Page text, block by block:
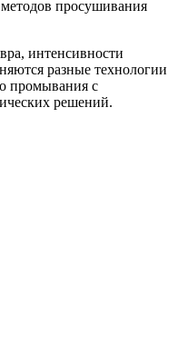
просушивания
интенсивности
разные технологии
промывания с
решений.